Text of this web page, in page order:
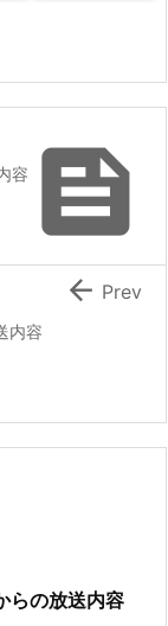

容
内容
 Prev
らの放送内容